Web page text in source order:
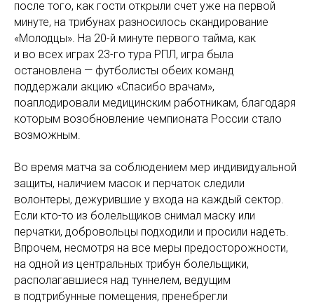
после того, как гости открыли счет уже на первой
минуте, на трибунах разносилось скандирование
«Молодцы». На 20-й минуте первого тайма, как
и во всех играх 23-го тура РПЛ, игра была
остановлена — футболисты обеих команд
поддержали акцию «Спасибо врачам»,
поаплодировали медицинским работникам, благодаря
которым возобновление чемпионата России стало
возможным.
Во время матча за соблюдением мер индивидуальной
защиты, наличием масок и перчаток следили
волонтеры, дежурившие у входа на каждый сектор.
Если кто-то из болельщиков снимал маску или
перчатки, добровольцы подходили и просили надеть.
Впрочем, несмотря на все меры предосторожности,
на одной из центральных трибун болельщики,
располагавшиеся над туннелем, ведущим
в подтрибунные помещения, пренебрегли